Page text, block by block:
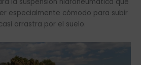
especialmente cómodo para subir
arrastra por el suelo.